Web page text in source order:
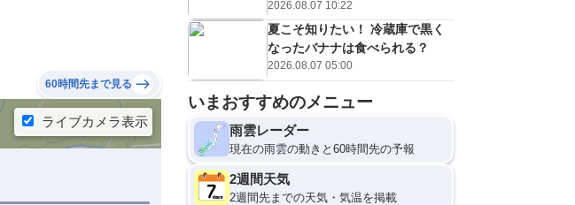
60時間先まで見る
2026.08.07 10:22
夏こそ知りたい！ 冷蔵庫で黒く
なったバナナは食べられる？
2026.08.07 05:00
いまおすすめのメニュー
雨雲レーダー
現在の雨雲の動きと60時間先の予報
2週間天気
2週間先までの天気・気温を掲載